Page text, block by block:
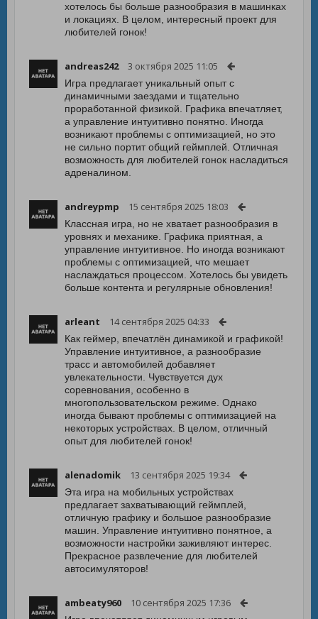
хотелось бы больше разнообразия в машинках
и локациях. В целом, интересный проект для
любителей гонок!
andreas242 3 октября 2025 11:05
Игра предлагает уникальный опыт с
динамичными заездами и тщательно
проработанной физикой. Графика впечатляет,
а управление интуитивно понятно. Иногда
возникают проблемы с оптимизацией, но это
не сильно портит общий геймплей. Отличная
возможность для любителей гонок насладиться
адреналином.
andreypmp 15 сентября 2025 18:03
Классная игра, но не хватает разнообразия в
уровнях и механике. Графика приятная, а
управление интуитивное. Но иногда возникают
проблемы с оптимизацией, что мешает
наслаждаться процессом. Хотелось бы увидеть
больше контента и регулярные обновления!
arleant 14 сентября 2025 04:33
Как геймер, впечатлён динамикой и графикой!
Управление интуитивное, а разнообразие
трасс и автомобилей добавляет
увлекательности. Чувствуется дух
соревнования, особенно в
многопользовательском режиме. Однако
иногда бывают проблемы с оптимизацией на
некоторых устройствах. В целом, отличный
опыт для любителей гонок!
alenadomik 13 сентября 2025 19:34
Эта игра на мобильных устройствах
предлагает захватывающий геймплей,
отличную графику и большое разнообразие
машин. Управление интуитивно понятное, а
возможности настройки заживляют интерес.
Прекрасное развлечение для любителей
автосимуляторов!
ambeaty960 10 сентября 2025 17:36